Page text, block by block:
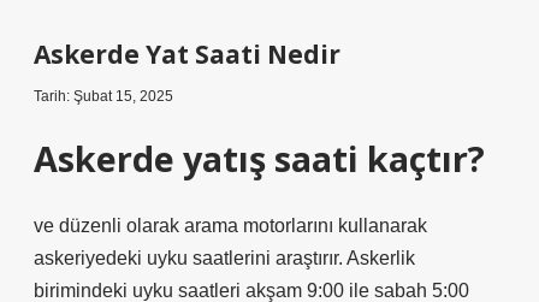
Askerde Yat Saati Nedir
Tarih: Şubat 15, 2025
Askerde yatış saati kaçtır?
ve düzenli olarak arama motorlarını kullanarak
askeriyedeki uyku saatlerini araştırır. Askerlik
birimindeki uyku saatleri akşam 9:00 ile sabah 5:00